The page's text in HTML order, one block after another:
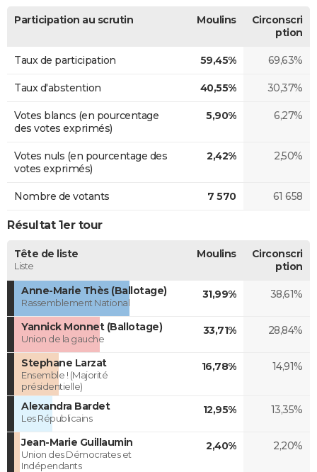
Participation au scrutin Moulins
Circonscri
ption
Taux de participation 59,45% 69,63%
Taux d'abstention 40,55% 30,37%
Votes blancs (en pourcentage
des votes exprimés)
5,90% 6,27%
Votes nuls (en pourcentage des
votes exprimés)
2,42% 2,50%
Nombre de votants 7 570 61 658
Résultat 1er tour
Tête de liste
Liste
Moulins
Circonscri
ption
Anne-Marie Thès (Ballotage)
Rassemblement National
31,99% 38,61%
Yannick Monnet (Ballotage)
Union de la gauche
33,71% 28,84%
Stephane Larzat
Ensemble ! (Majorité
présidentielle)
16,78% 14,91%
Alexandra Bardet
Les Républicains
12,95% 13,35%
Jean-Marie Guillaumin
Union des Démocrates et
Indépendants
2,40% 2,20%